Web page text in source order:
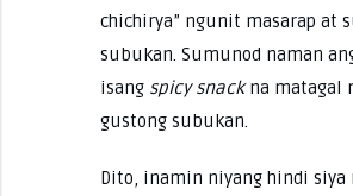
chichirya” ngunit masarap at
subukan. Sumunod naman
isang spicy snackna matagal
gustong subukan.
Dito, inamin niyang hindi siya